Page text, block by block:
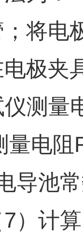
将电
极夹
测量
量电
导池
）计